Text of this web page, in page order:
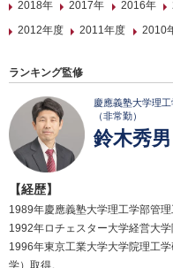
2018年
2017年 2016年
2012年度
2011年度 2010
ランキング監修
慶應義塾大学理
（非常勤）
鈴木秀男
【経歴】
1989年慶應義塾大学理工学部管理
1992年ロチェスター大学経営大学
1996年東京工業大学大学院理工
学）取得。